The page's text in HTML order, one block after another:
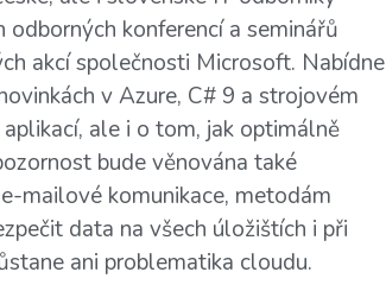
konferencí a seminářů
akcí společnosti Microsoft. Nabídne
v Azure, C# 9 a strojovém
ale i o tom, jak optimálně
bude věnována také
mailové komunikace, metodám
data na všech úložištích i při
ani problematika cloudu.